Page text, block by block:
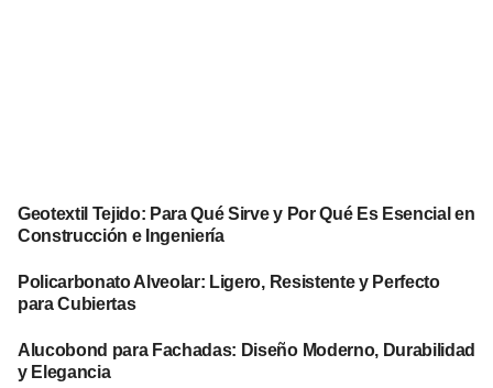
Geotextil Tejido: Para Qué Sirve y Por Qué Es Esencial en
Construcción e Ingeniería
Policarbonato Alveolar: Ligero, Resistente y Perfecto
para Cubiertas
Alucobond para Fachadas: Diseño Moderno, Durabilidad
y Elegancia